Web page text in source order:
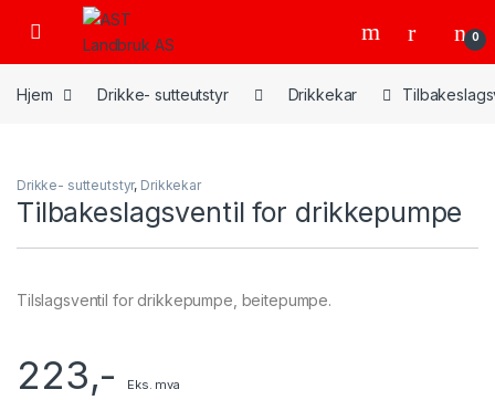
Skip to navigation
Skip to content
Open 0
Hjem Drikke- sutteutstyr Drikkekar
Drikke- sutteutstyr, Drikkekar
Tilbakeslagsventil for drikkepumpe
Tilslagsventil for drikkepumpe, beitepumpe.
223,- Eks. mva